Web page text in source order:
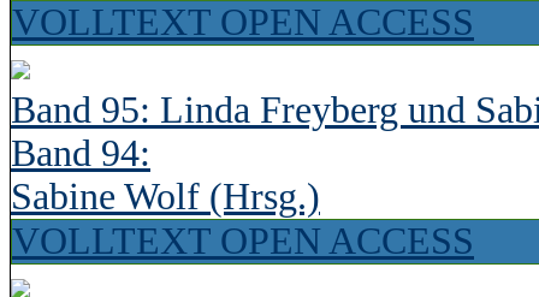
VOLLTEXT OPEN ACCESS
Band 95: Linda Freyberg und
Band 94:
Sabine Wolf (Hrsg.)
VOLLTEXT OPEN ACCESS